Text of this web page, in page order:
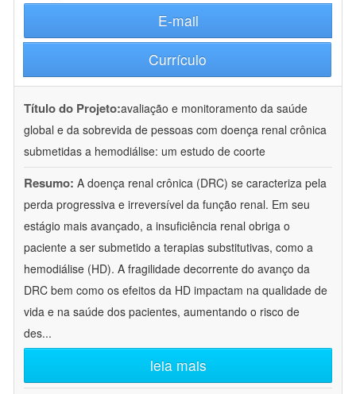
E-mail
Currículo
Título do Projeto:avaliação e monitoramento da saúde
global e da sobrevida de pessoas com doença renal crônica
submetidas a hemodiálise: um estudo de coorte
Resumo: A doença renal crônica (DRC) se caracteriza pela
perda progressiva e irreversível da função renal. Em seu
estágio mais avançado, a insuficiência renal obriga o
paciente a ser submetido a terapias substitutivas, como a
hemodiálise (HD). A fragilidade decorrente do avanço da
DRC bem como os efeitos da HD impactam na qualidade de
vida e na saúde dos pacientes, aumentando o risco de
des...
leia mais